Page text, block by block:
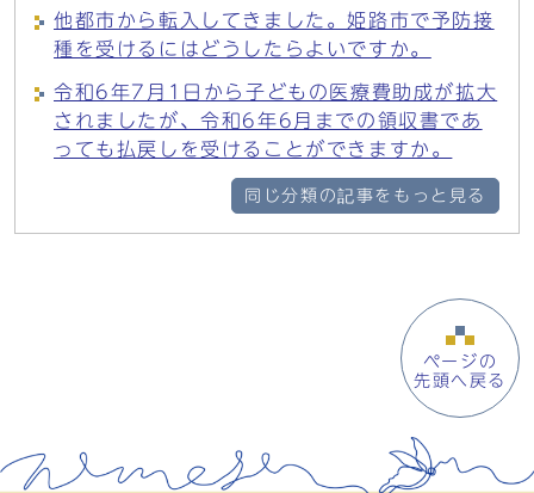
他都市から転入してきました。姫路市で予防接
種を受けるにはどうしたらよいですか。
令和6年7月1日から子どもの医療費助成が拡大
されましたが、令和6年6月までの領収書であ
っても払戻しを受けることができますか。
同じ分類の記事をもっと見る
ページの
先頭へ戻る